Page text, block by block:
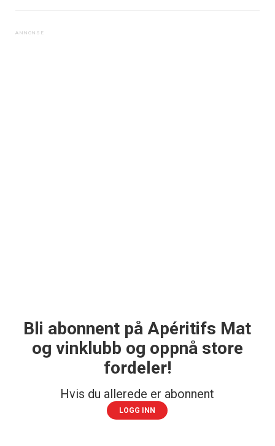
Bli abonnent på Apéritifs Mat
og vinklubb og oppnå store
fordeler!
Hvis du allerede er abonnent
LOGG INN